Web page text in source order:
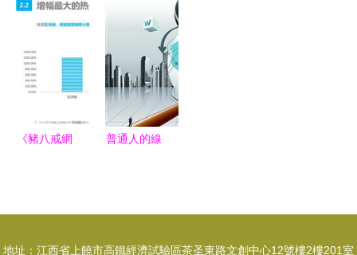
點亮創業新
與新節點布
局驅動小鳥
云生態蛻變
《豬八戒網
普通人的線
地址：江西省上饒市高鐵經濟試驗區茶圣東路文創中心12號樓2樓201室